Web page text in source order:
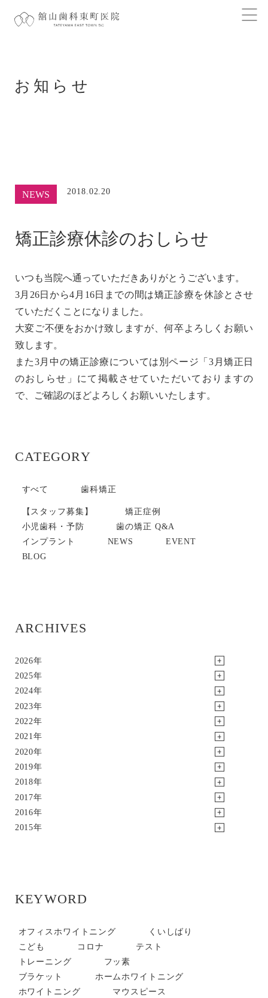
お知らせ
CATEGORY
すべて 歯科矯正
【スタッフ募集】
矯正症例
小児歯科・予防
歯の矯正 Q&A
インプラント
NEWS
EVENT
BLOG
ARCHIVES
2026年
2025年
2024年
2023年
2022年
2021年
2020年
2019年
2018年
2017年
2016年
2015年
KEYWORD
オフィスホワイトニング
くいしばり
こども
コロナ
テスト
トレーニング
フッ素
ブラケット
ホームホワイトニング
ホワイトニング
マウスピース
NEWS 2018.02.20
矯正診療休診のおしらせ
いつも当院へ通っていただきありがとうございます。
3月26日から4月16日までの間は矯正診療を休診とさせ
ていただくことになりました。
大変ご不便をおかけ致しますが、何卒よろしくお願い
致します。
また3月中の矯正診療については別ページ「3月矯正日
のおしらせ」にて掲載させていただいておりますの
で、ご確認のほどよろしくお願いいたします。